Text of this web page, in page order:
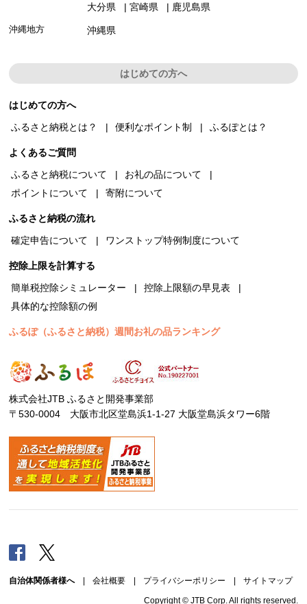
大分県
宮崎県 鹿児島県
沖縄地方 沖縄県
はじめての方へ
はじめての方へ
ふるさと納税とは？
便利なポイント制 ふるぽとは？
よくあるご質問
ふるさと納税について
お礼の品について
ポイントについて
寄附について
ふるさと納税の流れ
確定申告について
ワンストップ特例制度について
控除上限を計算する
簡単税控除シミュレーター
控除上限額の早見表
具体的な控除額の例
ふるぽ（ふるさと納税）週間お礼の品ランキング
株式会社JTB ふるさと開発事業部
〒530-0004 大阪市北区堂島浜1-1-27 大阪堂島浜タワー6階
Facebook
自治体関係者様へ| 会社概要 プライバシーポリシー サイトマップ
Copyright © JTB Corp. All rights reserved.